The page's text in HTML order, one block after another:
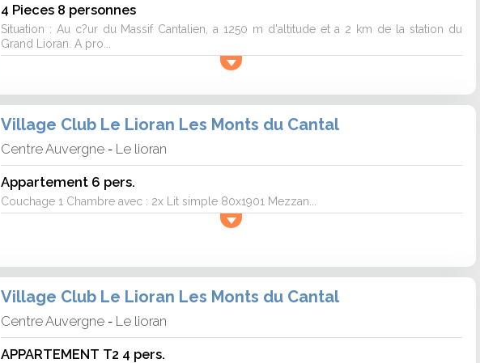
4 Pieces 8 personnes
Situation : Au c?ur du Massif Cantalien, a 1250 m d'altitude et a 2 km de la station du
Grand Lioran. A pro...
Village Club Le Lioran Les Monts du Cantal
Centre Auvergne - Le lioran
Appartement 6 pers.
Couchage 1 Chambre avec : 2x Lit simple 80x1901 Mezzan...
Village Club Le Lioran Les Monts du Cantal
Centre Auvergne - Le lioran
APPARTEMENT T2 4 pers.